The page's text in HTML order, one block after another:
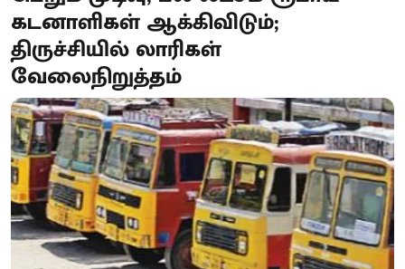
கடனாளிகள் ஆக்கிவிடும்;
திருச்சியில் லாரிகள்
வேலைநிறுத்தம்